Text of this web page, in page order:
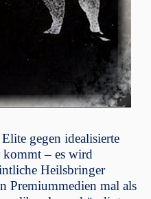
gegen idealisierte
kommt – es wird
Heilsbringer
Premiummedien mal als